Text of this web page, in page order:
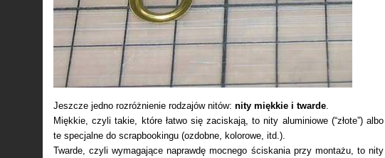
Jeszcze jedno rozróżnienie rodzajów nitów: nity miękkie i twarde.
Miękkie, czyli takie, które łatwo się zaciskają, to nity aluminiowe (“złote”) albo
te specjalne do scrapbookingu (ozdobne, kolorowe, itd.).
Twarde, czyli wymagające naprawdę mocnego ściskania przy montażu, to nity